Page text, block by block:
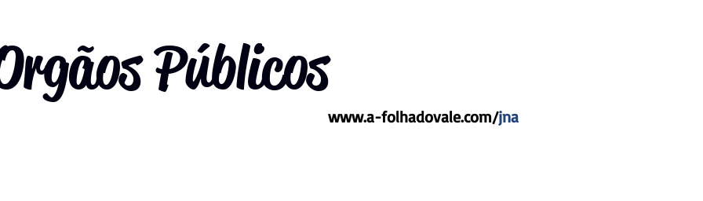
Públicos
www.a-folhadovale.com/jna